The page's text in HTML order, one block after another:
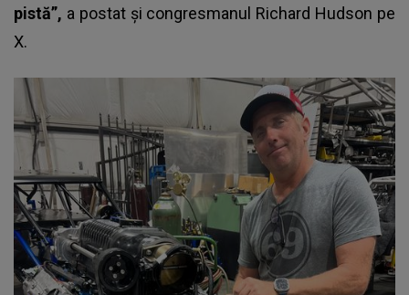
pistă”, a postat și congresmanul Richard Hudson pe
X.